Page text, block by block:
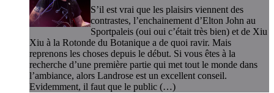
S’il est vrai que les plaisirs viennent des
contrastes, l’enchainement d’Elton John au
Sportpaleis (oui oui c’était très bien) et de Xiu
Xiu à la Rotonde du Botanique a de quoi ravir. Mais
reprenons les choses depuis le début. Si vous êtes à la
recherche d’une première partie qui met tout le monde dans
l’ambiance, alors Landrose est un excellent conseil.
Evidemment, il faut que le public (…)